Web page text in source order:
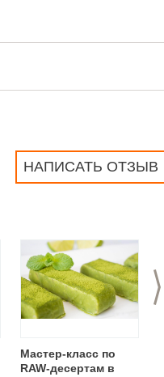
НАПИСАТЬ ОТЗЫВ
>
Мастер-класс по
RAW-десертам в